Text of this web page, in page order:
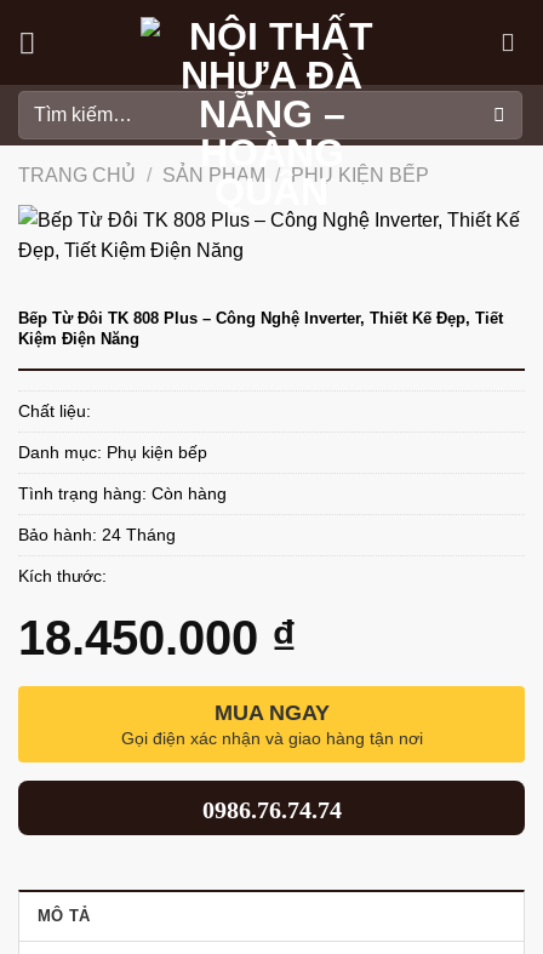
kiếm:
TRANG CHỦ / SẢN PHẨM / PHỤ KIỆN BẾP
Bếp Từ Đôi TK 808 Plus – Công Nghệ Inverter, Thiết Kế Đẹp, Tiết
Kiệm Điện Năng
Chất liệu:
Danh mục: Phụ kiện bếp
Tình trạng hàng: Còn hàng
Bảo hành: 24 Tháng
Kích thước:
18.450.000 ₫
MUA NGAY
Gọi điện xác nhận và giao hàng tận nơi
0986.76.74.74
MÔ TẢ